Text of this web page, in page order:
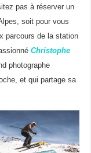
pas à réserver un
soit pour vous
parcours de la station
Christophe
photographe
et qui partage sa